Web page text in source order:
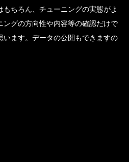
ちろん、チューニングの実態がよ
ングの方向性や内容等の確認だけで
います。データの公開もできますの